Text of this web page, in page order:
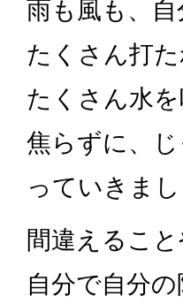
雨も風も、
たくさん打
たくさん水
焦らずに、
っていきまし
間違えるこ
自分で自分